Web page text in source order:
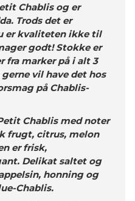
Chablis og er
Trods det er
er kvaliteten ikke til
godt! Stokke er
fra marker på i alt 3
vil have det hos
på Chablis-
Chablis med noter
frugt, citrus, melon
er frisk,
Delikat saltet og
honning og
Chablis.